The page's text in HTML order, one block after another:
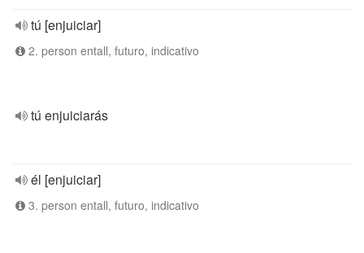
tú [enjuiciar]
2. person entall, futuro, indicativo
tú enjuiciarás
él [enjuiciar]
3. person entall, futuro, indicativo